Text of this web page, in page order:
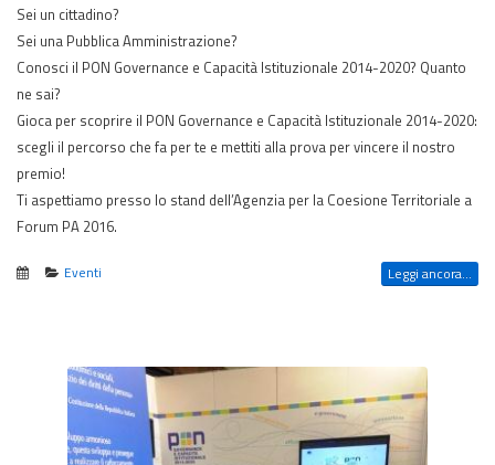
Sei un cittadino?
Sei una Pubblica Amministrazione?
Conosci il PON Governance e Capacità Istituzionale 2014-2020? Quanto
ne sai?
Gioca per scoprire il PON Governance e Capacità Istituzionale 2014-2020:
scegli il percorso che fa per te e mettiti alla prova per vincere il nostro
premio!
Ti aspettiamo presso lo stand dell’Agenzia per la Coesione Territoriale a
Forum PA 2016.
Eventi Leggi ancora...